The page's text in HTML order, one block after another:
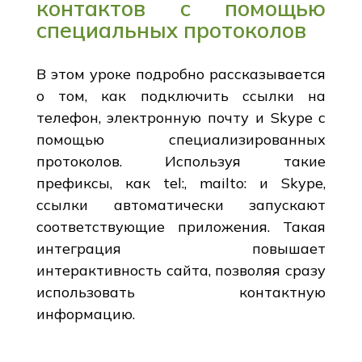
контактов с помощью
специальных протоколов
В этом уроке подробно рассказывается
о том, как подключить ссылки на
телефон, электронную почту и Skype с
помощью специализированных
протоколов. Используя такие
префиксы, как tel:, mailto: и Skype,
ссылки автоматически запускают
соответствующие приложения. Такая
интеграция повышает
интерактивность сайта, позволяя сразу
использовать контактную
информацию.